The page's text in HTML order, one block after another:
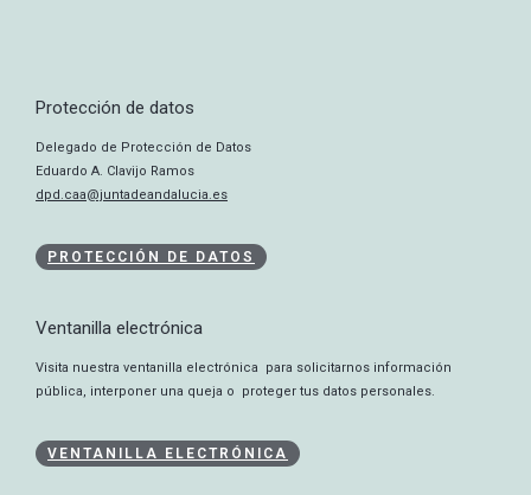
Protección de datos
Delegado de Protección de Datos
Eduardo A. Clavijo Ramos
dpd.caa@juntadeandalucia.es
PROTECCIÓN DE DATOS
Ventanilla electrónica
Visita nuestra ventanilla electrónica para solicitarnos información
pública, interponer una queja o proteger tus datos personales.
VENTANILLA ELECTRÓNICA